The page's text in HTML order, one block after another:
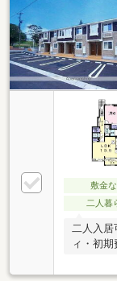
敷金
二人暮
二人入居
ィ・初